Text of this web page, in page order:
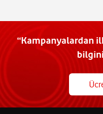
“Kampanyalardan